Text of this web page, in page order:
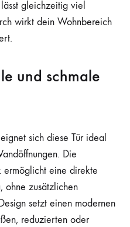
gleichzeitig viel
wirkt dein Wohnbereich
und schmale
sich diese Tür ideal
Die
ermöglicht eine direkte
ohne zusätzlichen
setzt einen modernen
reduzierten oder